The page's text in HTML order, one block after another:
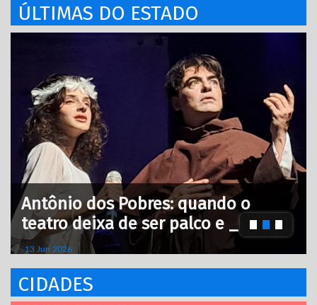
ÚLTIMAS DO ESTADO
Antônio dos Pobres: quando o
teatro deixa de ser palco e _
13 Jun 2026
CIDADES